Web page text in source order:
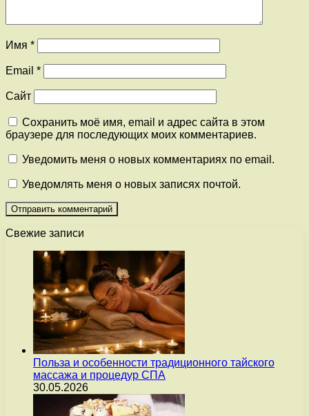
Имя *
Email *
Сайт
Сохранить моё имя, email и адрес сайта в этом
браузере для последующих моих комментариев.
Уведомить меня о новых комментариях по email.
Уведомлять меня о новых записях почтой.
Свежие записи
Польза и особенности традиционного тайского
массажа и процедур СПА
30.05.2026